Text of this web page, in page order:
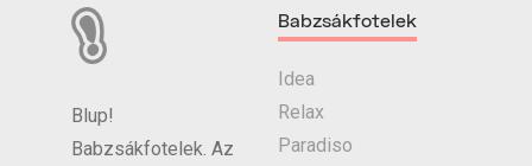
Blup!
Babzsákfotelek. Az
Babzsákfotelek
Idea
Relax
Paradiso